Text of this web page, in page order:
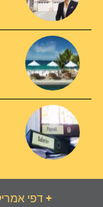
דפי אמריקה - הוסף בית עסק+